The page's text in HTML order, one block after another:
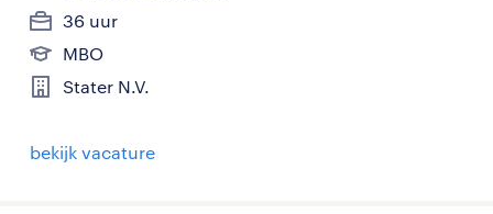
36 uur
MBO
Stater N.V.
bekijk vacature